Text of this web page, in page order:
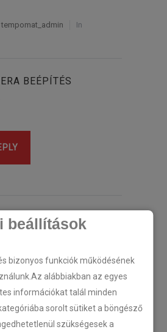
beállítások
bizonyos funkciók működésének
alábbiakban az egyes
információkat talál minden
sorolt sütiket a böngésző
szükségesek a
tempomat_admin
In
BEÉPÍTÉS
Plug’n’Play tempomat ISUZU
N-szériás teherautókhoz
2018-07-26